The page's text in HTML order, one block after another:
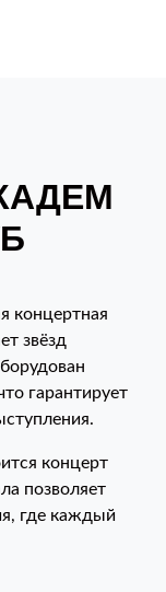
концертная
звёзд
гарантирует
концерт
позволяет
где каждый